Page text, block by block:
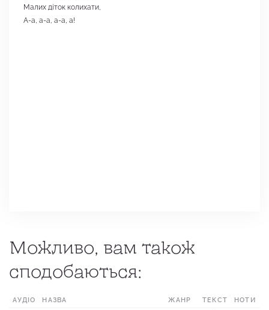
Малих діток колихати,
А-а, а-а, а-а, а!
Можливо, вам також
сподобаються:
АУДІО НАЗВА ЖАНР МІСЦЕ
ТЕКСТ НОТИ